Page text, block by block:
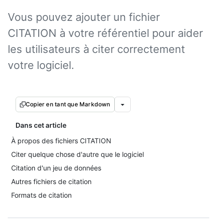
Vous pouvez ajouter un fichier
CITATION à votre référentiel pour aider
les utilisateurs à citer correctement
votre logiciel.
Copier en tant que Markdown
Dans cet article
À propos des fichiers CITATION
Citer quelque chose d'autre que le logiciel
Citation d'un jeu de données
Autres fichiers de citation
Formats de citation